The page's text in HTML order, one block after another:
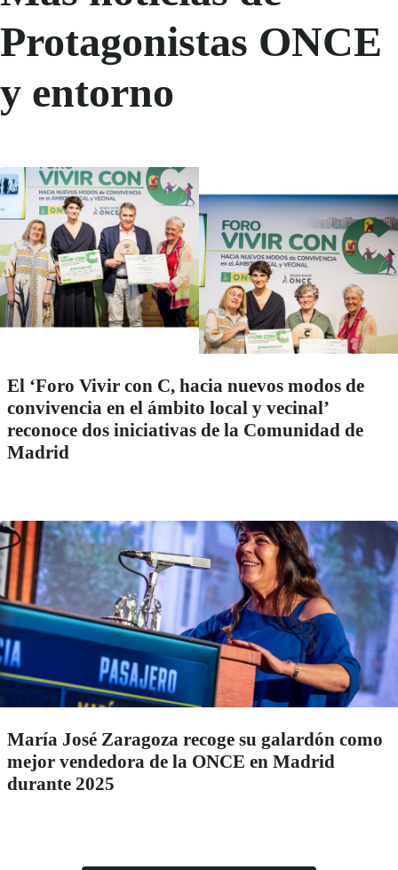
Protagonistas ONCE
y entorno
El ‘Foro Vivir con C, hacia nuevos modos de
convivencia en el ámbito local y vecinal’
reconoce dos iniciativas de la Comunidad de
Madrid
María José Zaragoza recoge su galardón como
mejor vendedora de la ONCE en Madrid
durante 2025